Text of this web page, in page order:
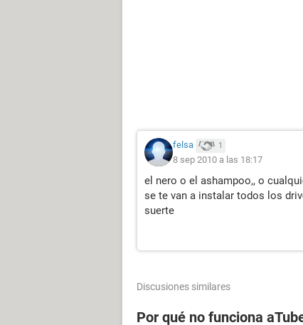
felsa 1
8 sep 2010 a las 18:17
el nero o el ashampoo,, o
se te van a instalar todos los
suerte
Discusiones similares
Por qué no funciona